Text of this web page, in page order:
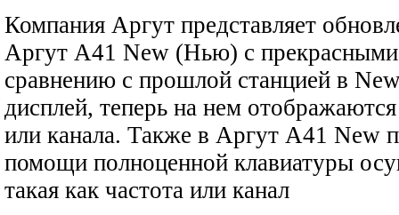
Компания Аргут представляет
Аргут А41 New (Нью) с прекрасными
сравнению с прошлой станцией в
дисплей, теперь на нем
или канала. Также в Аргут А41 New
помощи полноценной клавиатуры
такая как частота или канал